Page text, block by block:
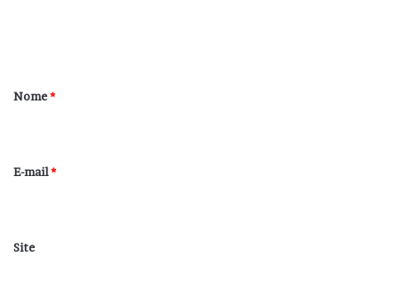
r
*
Nome*
E-mail*
Site